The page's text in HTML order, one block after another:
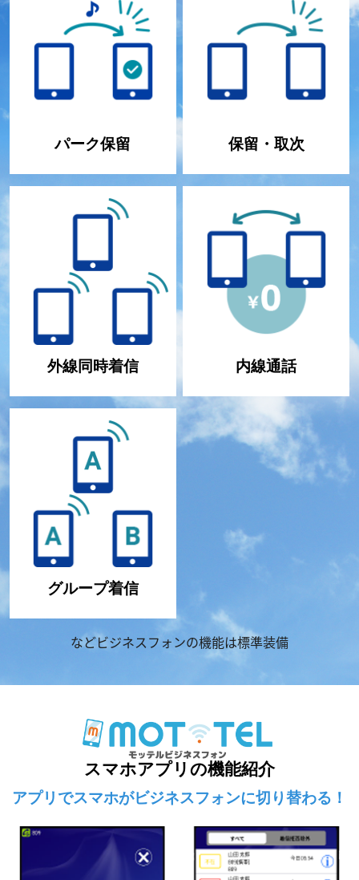
パーク保留 保留・取次
外線同時着信 内線通話
グループ着信
などビジネスフォンの機能は標準装備
スマホアプリの機能紹介
アプリでスマホがビジネスフォンに切り替わる！